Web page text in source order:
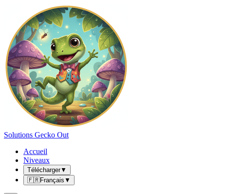
Solutions Gecko Out
Accueil
Niveaux
Télécharger▼
🇫🇷Français ▼